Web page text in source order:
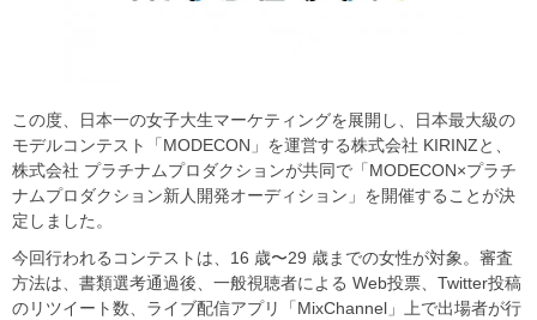
この度、日本一の女子大生マーケティングを展開し、日本最大級の
モデルコンテスト「MODECON」を運営する株式会社 KIRINZと、
株式会社 プラチナムプロダクションが共同で「MODECON×プラチ
ナムプロダクション新人開発オーディション」を開催することが決
定しました。
今回行われるコンテストは、16 歳〜29 歳までの女性が対象。審査
方法は、書類選考通過後、一般視聴者による Web投票、Twitter投稿
のリツイート数、ライブ配信アプリ「MixChannel」上で出場者が行